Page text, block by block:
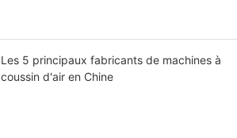
Les 5 principaux fabricants de machines à
coussin d'air en Chine